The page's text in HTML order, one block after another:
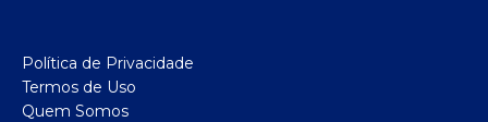
Política de Privacidade
Termos de Uso
Quem Somos